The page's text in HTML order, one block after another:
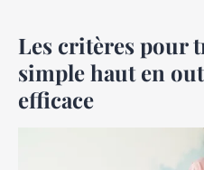
Les critères pour
simple haut en
efficace